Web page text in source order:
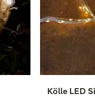
Kölle LED